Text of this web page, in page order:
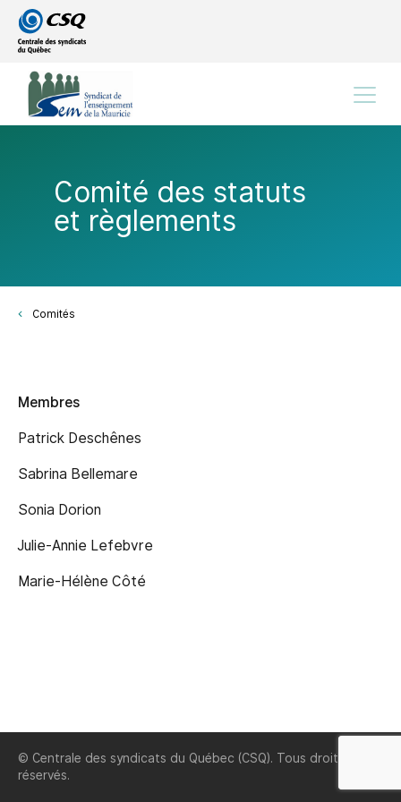
Passer
au
menu
principal
Passer
au
contenu
Comité des statuts
et règlements
Comités
Membres
Patrick Deschênes
Sabrina Bellemare
Sonia Dorion
Julie-Annie Lefebvre
Marie-Hélène Côté
© Centrale des syndicats du Québec (CSQ). Tous droits
réservés.